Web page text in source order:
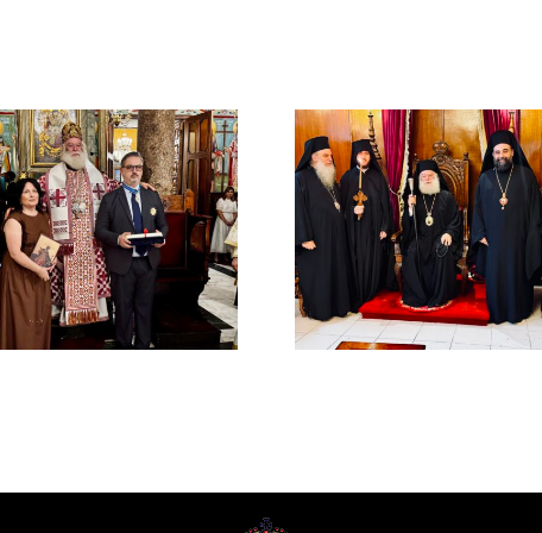
Νέος Μοναχός στο
Πατριαρχείο
Αλεξανδρείας
ΙΕΡΟ
ΤΟΥ
ΜΕΛΕΤΙΟΥ